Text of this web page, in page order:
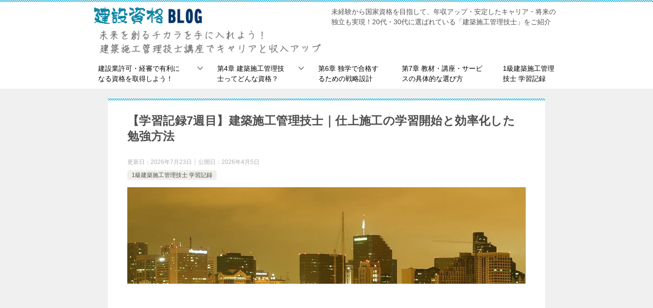
未経験から国家資格を目指して、年収アップ・安定したキャリア・将来の
独立も実現！20代・30代に選ばれている「建築施工管理技士」をご紹介
建設業許可・経審で有利に
なる資格を取得しよう！
第4章 建築施工管理技
士ってどんな資格？
第6章 独学で合格す
るための戦略設計
第7章 教材・講座・サービ
スの具体的な選び方
1級建築施工管理
技士 学習記録
【学習記録7週目】建築施工管理技士｜仕上施工の学習開始と効率化した
勉強方法
更新日： 2026年7月23日 公開日： 2026年4月5日
1級建築施工管理技士 学習記録